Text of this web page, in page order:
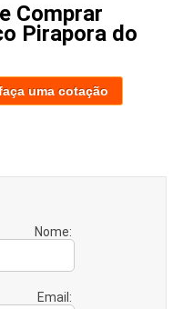
Comprar
Pirapora do
uma cotação
Nome:
Email: